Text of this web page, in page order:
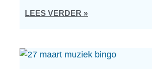
LEES VERDER »